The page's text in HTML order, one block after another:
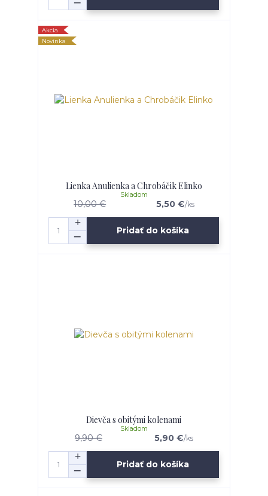
Akcia
Novinka
Lienka Anulienka a Chrobáčik Elinko
10,00 € 5,50 €/ks
Skladom
Pridať do košíka
Dievča s obitými kolenami
9,90 € 5,90 €/ks
Skladom
Pridať do košíka